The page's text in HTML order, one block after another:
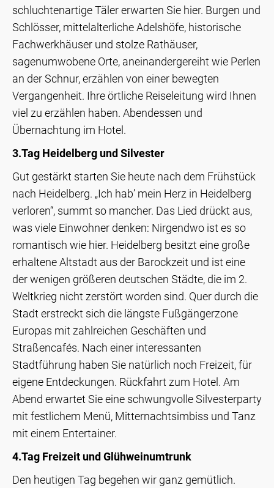
schluchtenartige Täler erwarten Sie hier. Burgen und
Schlösser, mittelalterliche Adelshöfe, historische
Fachwerkhäuser und stolze Rathäuser,
sagenumwobene Orte, aneinandergereiht wie Perlen
an der Schnur, erzählen von einer bewegten
Vergangenheit. Ihre örtliche Reiseleitung wird Ihnen
viel zu erzählen haben. Abendessen und
Übernachtung im Hotel.
3.Tag Heidelberg und Silvester
Gut gestärkt starten Sie heute nach dem Frühstück
nach Heidelberg. „Ich hab’ mein Herz in Heidelberg
verloren“, summt so mancher. Das Lied drückt aus,
was viele Einwohner denken: Nirgendwo ist es so
romantisch wie hier. Heidelberg besitzt eine große
erhaltene Altstadt aus der Barockzeit und ist eine
der wenigen größeren deutschen Städte, die im 2.
Weltkrieg nicht zerstört worden sind. Quer durch die
Stadt erstreckt sich die längste Fußgängerzone
Europas mit zahlreichen Geschäften und
Straßencafés. Nach einer interessanten
Stadtführung haben Sie natürlich noch Freizeit, für
eigene Entdeckungen. Rückfahrt zum Hotel. Am
Abend erwartet Sie eine schwungvolle Silvesterparty
mit festlichem Menü, Mitternachtsimbiss und Tanz
mit einem Entertainer.
4.Tag Freizeit und Glühweinumtrunk
Den heutigen Tag begehen wir ganz gemütlich.